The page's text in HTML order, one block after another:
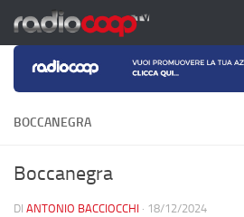
Salta al contenuto
BOCCANEGRA
Boccanegra
DI ANTONIO BACCIOCCHI · 18/12/2024